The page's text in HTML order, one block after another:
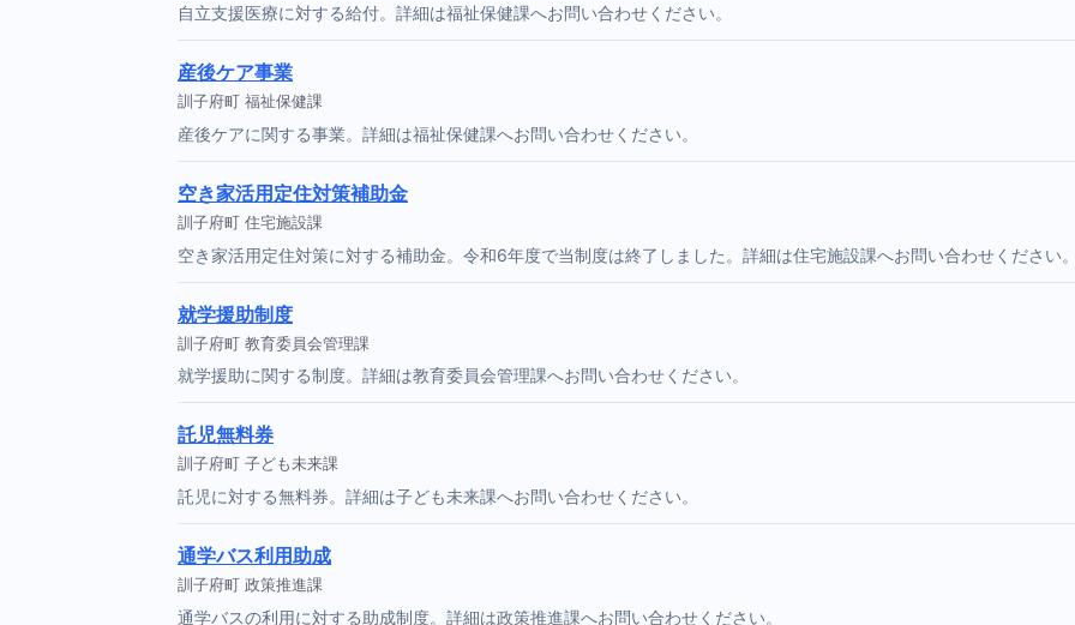
自立支援医療に対する給付。詳細は福祉保健課へお問い合わせください。
産後ケア事業
訓子府町 福祉保健課
産後ケアに関する事業。詳細は福祉保健課へお問い合わせください。
空き家活用定住対策補助金
訓子府町 住宅施設課
空き家活用定住対策に対する補助金。令和6年度で当制度は終了しました。詳細は住宅施設課へお問い合わせください
就学援助制度
訓子府町 教育委員会管理課
就学援助に関する制度。詳細は教育委員会管理課へお問い合わせください。
託児無料券
訓子府町 子ども未来課
託児に対する無料券。詳細は子ども未来課へお問い合わせください。
通学バス利用助成
訓子府町 政策推進課
通学バスの利用に対する助成制度。詳細は政策推進課へお問い合わせください。